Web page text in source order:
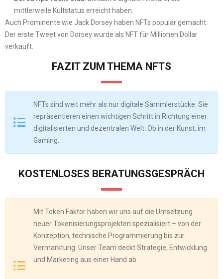
mittlerweile Kultstatus erreicht haben.
Auch Prominente wie Jack Dorsey haben NFTs populär gemacht.
Der erste Tweet von Dorsey wurde als NFT für Millionen Dollar
verkauft.
FAZIT ZUM THEMA NFTS
NFTs sind weit mehr als nur digitale Sammlerstücke. Sie
repräsentieren einen wichtigen Schritt in Richtung einer
digitalisierten und dezentralen Welt. Ob in der Kunst, im
Gaming.
KOSTENLOSES BERATUNGSGESPRÄCH
Mit Token Faktor haben wir uns auf die Umsetzung
neuer Tokenisierungsprojekten spezialisiert – von der
Konzeption, technische Programmierung bis zur
Vermarktung. Unser Team deckt Strategie, Entwicklung
und Marketing aus einer Hand ab.